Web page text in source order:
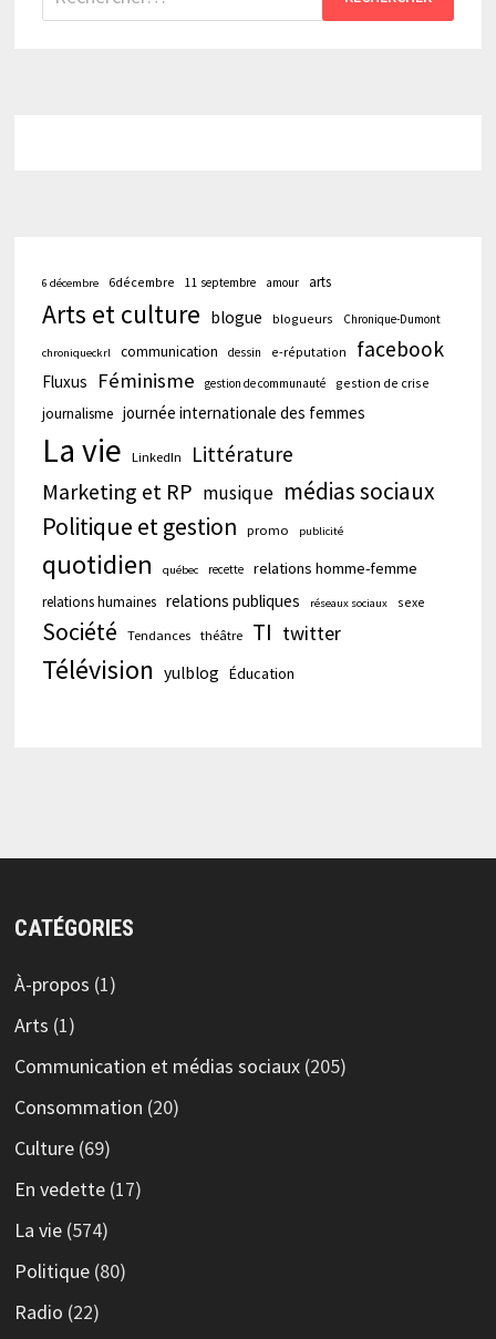
6 décembre 6décembre 11 septembre amour arts
Arts et culture blogue blogueurs Chronique-Dumont
chroniqueckrl communication dessin e-réputation facebook
Fluxus Féminisme gestion de communauté gestion de crise
journalisme journée internationale des femmes
La vie LinkedIn Littérature
Marketing et RP musique médias sociaux
Politique et gestion
promo publicité
quotidien québec recette relations homme-femme
relations humaines relations publiques réseaux sociaux sexe
Société Tendances théâtre TI twitter
Télévision yulblog Éducation
CATÉGORIES
À-propos (1)
Arts (1)
Communication et médias sociaux(205)
Consommation (20)
Culture(69)
En vedette(17)
La vie(574)
Politique(80)
Radio (22)